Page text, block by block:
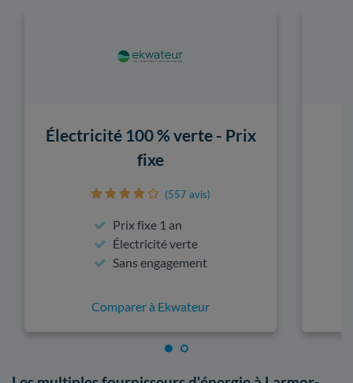
Électricité 100 % verte - Prix
fixe
(557 avis)
Prix fixe 1 an
Électricité verte
Sans engagement
Comparer à Ekwateur